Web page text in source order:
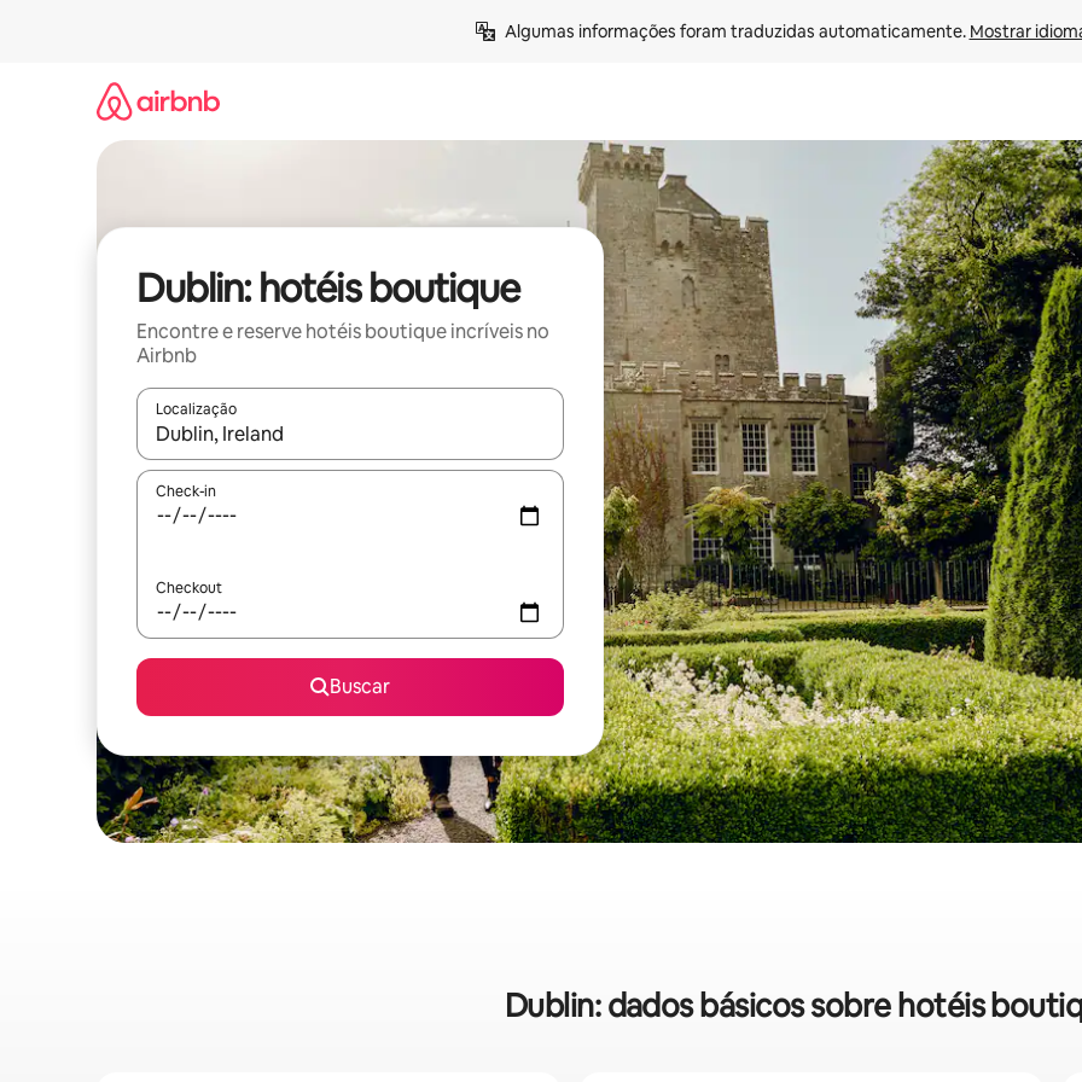
Algumas informações foram traduzidas automaticamente. Mostrar
Dublin: hotéis boutique
Encontre e reserve hotéis boutique incríveis no
Airbnb
Localização
Quando os resultados estiverem disponíveis, explore-os usando as seta para cima e para baixo do teclado ou tocando
Check-in
Checkout
Buscar
Dublin: dados básicos sobre hotéis